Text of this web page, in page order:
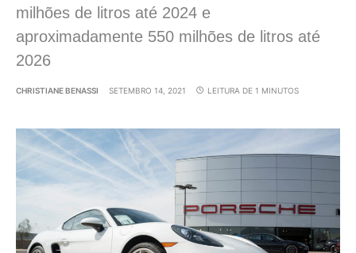
milhões de litros até 2024 e
aproximadamente 550 milhões de litros até
2026
CHRISTIANE BENASSI SETEMBRO 14, 2021 LEITURA DE 1 MINUTOS